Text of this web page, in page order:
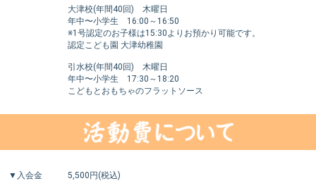
大津校(年間40回) 木曜日
年中〜小学生 16:00～16:50
※1号認定のお子様は15:30よりお預かり可能です。
認定こども園 大津幼稚園
引水校(年間40回) 木曜日
年中〜小学生 17:30～18:20
こどもとおもちゃのフラットソース
▼入会金 5,500円(税込)